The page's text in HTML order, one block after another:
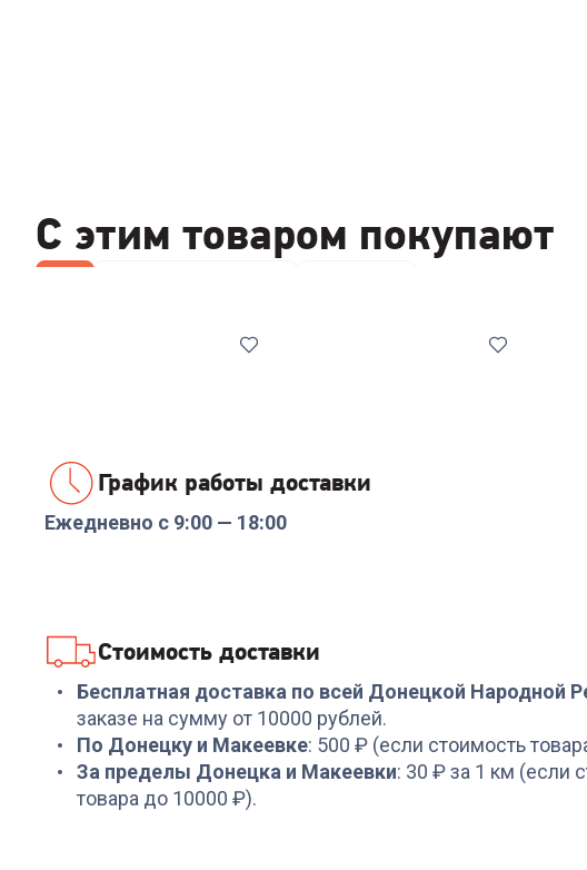
С этим товаром покупают
Код:00-00014433
4 499 14 799 7
График работы доставки
Ежедневно с 9:00 — 18:00
Стоимость доставки
Бесплатная доставка по всей Донецкой Народной
заказе на сумму от 10000 рублей.
По Донецку и Макеевке: 500 ₽ (если стоимость
За пределы Донецка и Макеевки: 30 ₽ за 1 км (если
товара до 10000 ₽).